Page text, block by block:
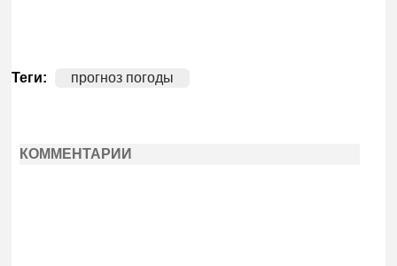
Теги: прогноз погоды
КОММЕНТАРИИ